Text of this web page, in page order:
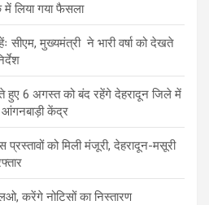
में लिया गया फैसला
सीएम, मुख्यमंत्री ने भारी वर्षा को देखते
हुए 6 अगस्त को बंद रहेंगे देहरादून जिले में
आंगनबाड़ी केंद्र
प्रस्तावों को मिली मंजूरी, देहरादून-मसूरी
करेंगे नोटिसों का निस्तारण